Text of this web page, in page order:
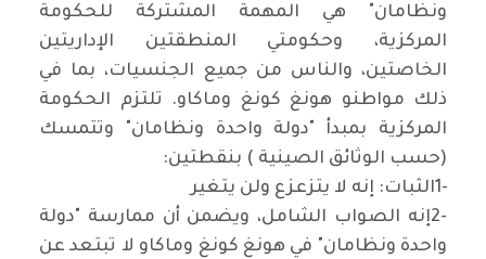
ونظامان" هي المهمة المشتركة للحكومة
المركزية، وحكومتي المنطقتين الإداريتين
الخاصتين، والناس من جميع الجنسيات، بما في
ذلك مواطنو هونغ كونغ وماكاو. تلتزم الحكومة
المركزية بمبدأ "دولة واحدة ونظامان" وتتمسك
(حسب الوثائق الصينية ) بنقطتين:
1- الثبات: إنه لا يتزعزع ولن يتغير
2-إنه الصواب الشامل، ويضمن أن ممارسة "دولة
واحدة ونظامان" في هونغ كونغ وماكاو لا تبتعد عن